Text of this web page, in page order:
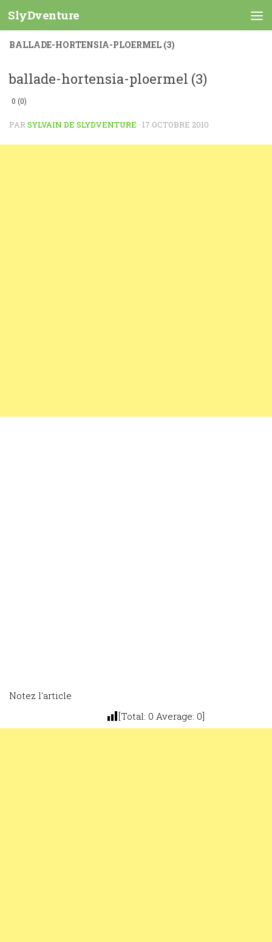
Skip to content
SlyDventure
BALLADE-HORTENSIA-PLOERMEL (3)
ballade-hortensia-ploermel (3)
0 (0)
PARSYLVAIN DE SLYDVENTURE · 17 OCTOBRE 2010
Notez l'article
[Total: 0 Average: 0]